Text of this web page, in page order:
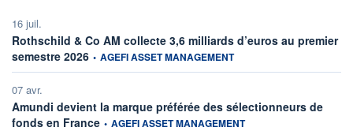
16 juil.
Rothschild & Co AM collecte 3,6 milliards d’euros au premier
semestre 2026 information fournie par
• AGEFI ASSET MANAGEMENT
07 avr.
Amundi devient la marque préférée des sélectionneurs de
fonds en France information fournie par
• AGEFI ASSET MANAGEMENT